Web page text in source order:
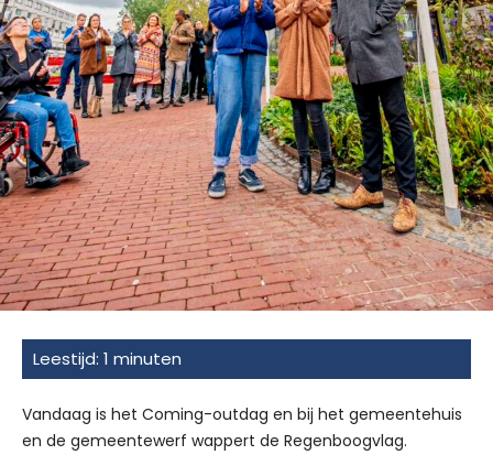
Vandaag is het Coming-outdag en bij het gemeentehuis
en de gemeentewerf wappert de Regenboogvlag.